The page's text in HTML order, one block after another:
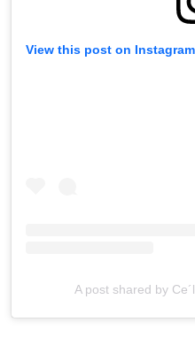
View this post on Instagram
A post shared by